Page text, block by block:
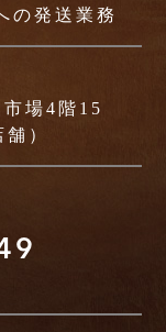
の発送業務
場4階15
）